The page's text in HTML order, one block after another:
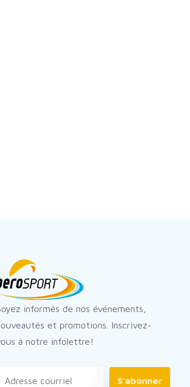
informés de nos événements,
et promotions. Inscrivez-
à notre infolettre!
S'abonner